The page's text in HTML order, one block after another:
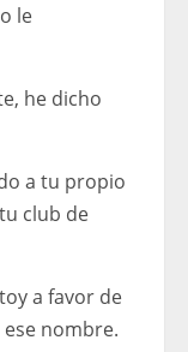
le
he dicho
a tu propio
club de
a favor de
nombre.